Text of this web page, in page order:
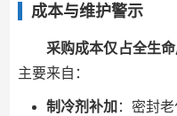
成本与维护警示
采购成本仅占全生
主要来自：
制冷剂补加 ：密封